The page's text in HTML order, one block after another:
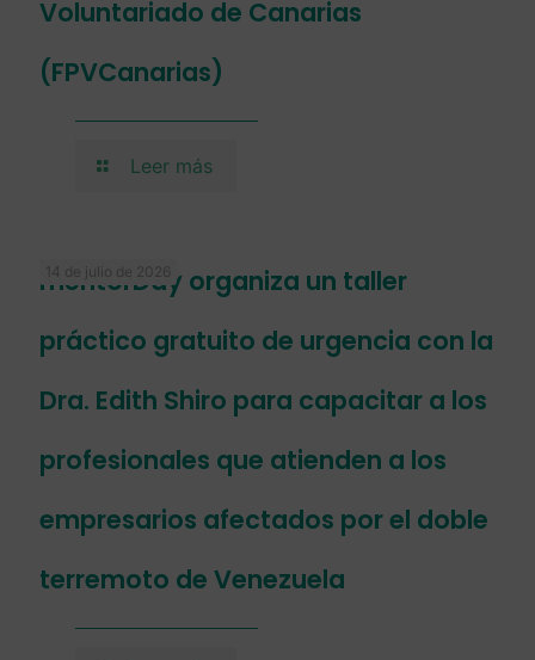
Voluntariado de Canarias
(FPVCanarias)
Leer más
14 de julio de 2026
mentorDay organiza un taller
práctico gratuito de urgencia con la
Dra. Edith Shiro para capacitar a los
profesionales que atienden a los
empresarios afectados por el doble
terremoto de Venezuela